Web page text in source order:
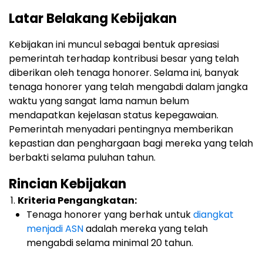
Latar Belakang Kebijakan
Kebijakan ini muncul sebagai bentuk apresiasi
pemerintah terhadap kontribusi besar yang telah
diberikan oleh tenaga honorer. Selama ini, banyak
tenaga honorer yang telah mengabdi dalam jangka
waktu yang sangat lama namun belum
mendapatkan kejelasan status kepegawaian.
Pemerintah menyadari pentingnya memberikan
kepastian dan penghargaan bagi mereka yang telah
berbakti selama puluhan tahun.
Rincian Kebijakan
Kriteria Pengangkatan:
Tenaga honorer yang berhak untukdiangkat
menjadi ASNadalah mereka yang telah
mengabdi selama minimal 20 tahun.